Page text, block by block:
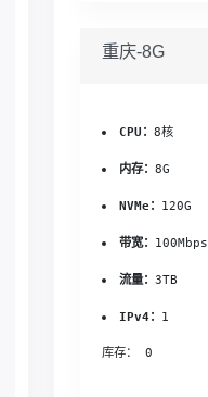
重庆-8G
CPU： 8核
内存： 8G
NVMe： 120G
带宽： 100Mbps
流量： 3TB
IPv4： 1
库存： 0